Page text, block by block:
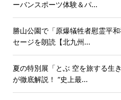
ーバンスポーツ体験＆パ...
勝山公園で「原爆犠牲者慰霊平
セージを朗読【北九州...
夏の特別展「とぶ 空を旅する生
が徹底解説！ “史上最...